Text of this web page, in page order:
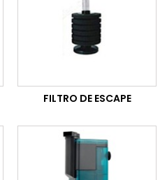
FILTRO DE ESCAPE